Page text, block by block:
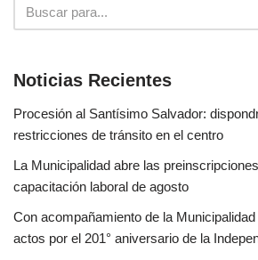
Noticias Recientes
Procesión al Santísimo Salvador:
restricciones de tránsito en el centro
La Municipalidad abre las
capacitación laboral de agosto
Con acompañamiento de la
actos por el 201° aniversario de la